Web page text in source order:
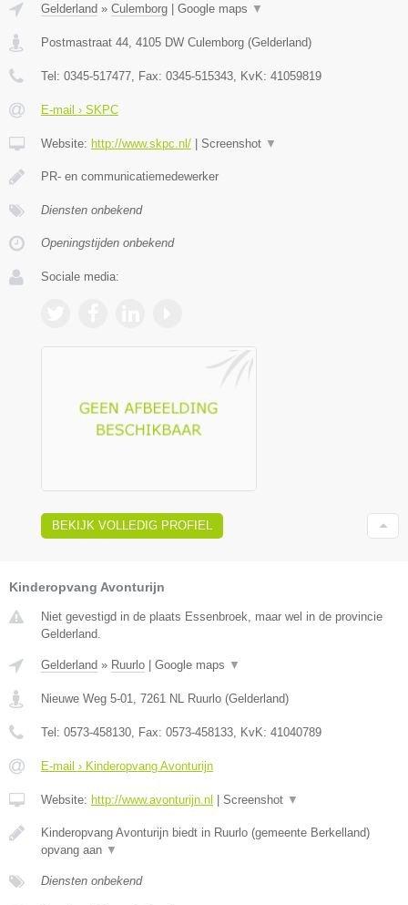
Gelderland » Culemborg Google maps ▼
Postmastraat 44 4105 DW Culemborg (Gelderland)
Tel: 0345-517477 , Fax: 0345-515343 , KvK: 41059819
E-mail › SKPC
Website: http://www.skpc.nl/ Screenshot ▼
PR- en communicatiemedewerker
Diensten onbekend
Openingstijden onbekend
Sociale media:
BEKIJK VOLLEDIG PROFIEL
Kinderopvang Avonturijn
Niet gevestigd in de plaats Essenbroek, maar wel in de provincie
Gelderland.
Gelderland » Ruurlo | Google maps ▼
Nieuwe Weg 5-01 7261 NL Ruurlo (Gelderland)
Tel: 0573-458130 , Fax: 0573-458133 , KvK: 41040789
E-mail › Kinderopvang Avonturijn
Website: http://www.avonturijn.nl | Screenshot ▼
Kinderopvang Avonturijn biedt in Ruurlo (gemeente Berkelland)
opvang aan ▼
Diensten onbekend